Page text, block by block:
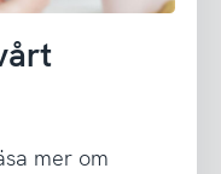
mer om